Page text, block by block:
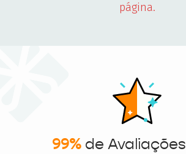
página.
99%de Avaliações